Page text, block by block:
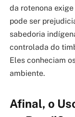
da rotenona
pode ser
sabedoria
controlada do
Eles conheciam
ambiente.
Afinal, o